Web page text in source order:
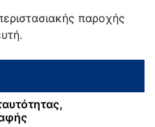
παροχής